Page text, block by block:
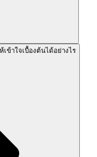
ข้าใจเบื้องต้นได้อย่างไร